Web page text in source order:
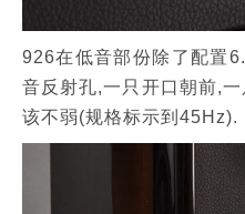
926在低音部份除了配置
音反射孔,一只开口朝前,
该不弱(规格标示到45Hz).